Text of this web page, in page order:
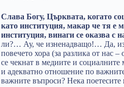
Слава Богу, Църквата, когато
като институция, макар че тя е
институция, винаги се оказва с
ли?… Ау, че изненадващо!… Да,
повечето хора (за разлика от нас
се чекнат в медиите и
и адекватно отношение по
важните въпроси? Нека